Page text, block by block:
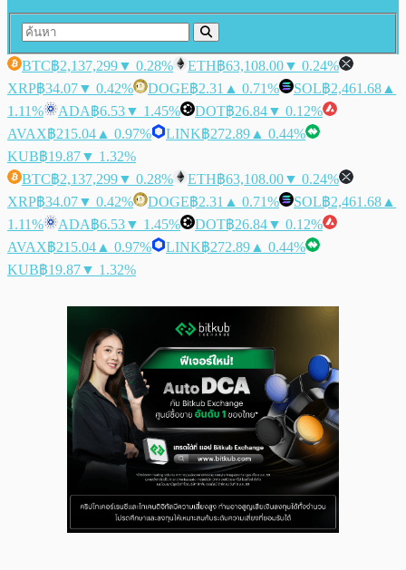
BTC฿2,137,299▼ 0.28% ETH฿63,108.00▼ 0.24%
XRP฿34.07▼ 0.42% DOGE฿2.31 ▲ 0.71% SOL฿2,461.68 ▲
1.11%
ADA฿6.53▼ 1.45% DOT฿26.84▼ 0.12%
AVAX฿215.04 ▲ 0.97% LINK฿272.89 ▲ 0.44%
KUB฿19.87▼ 1.32%
BTC฿2,137,299▼ 0.28% ETH฿63,108.00▼ 0.24%
XRP฿34.07▼ 0.42% DOGE฿2.31 ▲ 0.71% SOL฿2,461.68 ▲
1.11%
ADA฿6.53▼ 1.45% DOT฿26.84▼ 0.12%
AVAX฿215.04 ▲ 0.97% LINK฿272.89 ▲ 0.44%
KUB฿19.87▼ 1.32%